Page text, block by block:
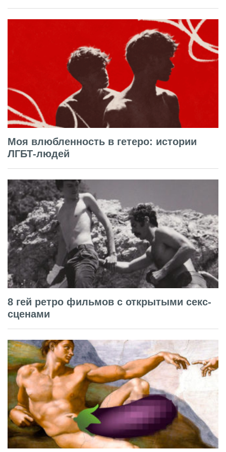
Моя влюбленность в гетеро: истории
ЛГБТ-людей
8 гей ретро фильмов с открытыми секс-
сценами